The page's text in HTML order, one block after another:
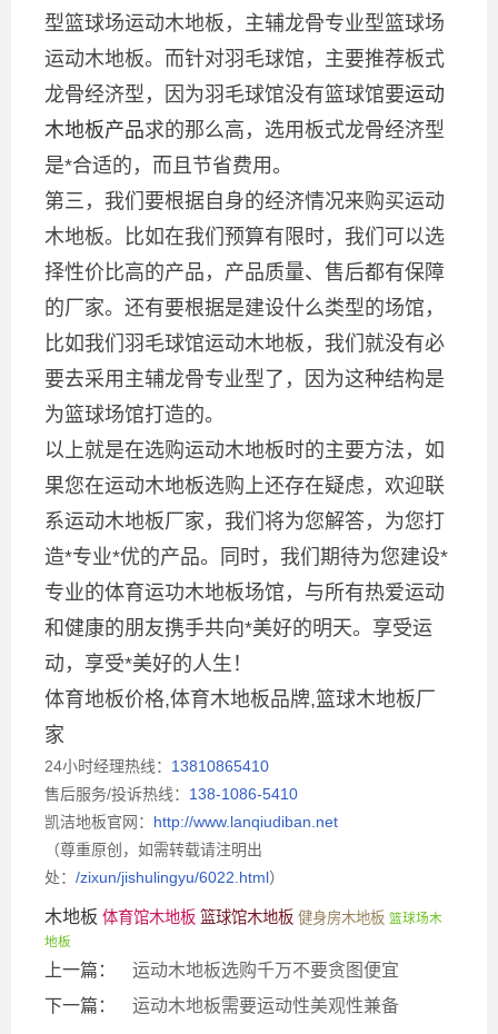
型篮球场运动木地板，主辅龙骨专业型篮球场
运动木地板。而针对羽毛球馆，主要推荐板式
龙骨经济型，因为羽毛球馆没有篮球馆要运动
木地板产品求的那么高，选用板式龙骨经济型
是*合适的，而且节省费用。
第三，我们要根据自身的经济情况来购买运动
木地板。比如在我们预算有限时，我们可以选
择性价比高的产品，产品质量、售后都有保障
的厂家。还有要根据是建设什么类型的场馆，
比如我们羽毛球馆运动木地板，我们就没有必
要去采用主辅龙骨专业型了，因为这种结构是
为篮球场馆打造的。
以上就是在选购运动木地板时的主要方法，如
果您在运动木地板选购上还存在疑虑，欢迎联
系运动木地板厂家，我们将为您解答，为您打
造*专业*优的产品。同时，我们期待为您建设*
专业的体育运功木地板场馆，与所有热爱运动
和健康的朋友携手共向*美好的明天。享受运
动，享受*美好的人生！
体育地板价格,体育木地板品牌,篮球木地板厂
家
24小时经理热线： 13810865410
售后服务/投诉热线： 138-1086-5410
凯洁地板官网： http://www.lanqiudiban.net
（尊重原创，如需转载请注明出
处： /zixun/jishulingyu/6022.html）
木地板 体育馆木地板 篮球馆木地板 健身房木地板 篮球场木
地板
上一篇：
运动木地板选购千万不要贪图便宜
下一篇：
运动木地板需要运动性美观性兼备